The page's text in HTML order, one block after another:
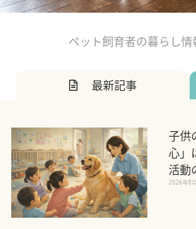
ペット飼育者の暮らし情
最新記事
子供
心」
活動
2026年8